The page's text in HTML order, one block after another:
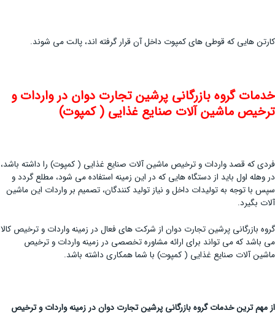
کارتن هایی که قوطی های کمپوت داخل آن قرار گرفته اند، پالت می شوند.
خدمات گروه بازرگانی پرشین تجارت دوان درواردات و
ترخیص ماشین آلات صنایع غذایی ( کمپوت)
فردی که قصد واردات و ترخیص ماشین آلات صنایع غذایی ( کمپوت) را داشته باشد،
در وهله اول باید از دستگاه هایی که در این زمینه استفاده می شود، مطلع گردد و
سپس با توجه به تولیدات داخل و نیاز تولید کنندگان، تصمیم بر واردات این ماشین
آلات بگیرد.
گروه بازرگانی پرشین تجارت دوان از شرکت های فعال در زمینه واردات و ترخیص کالا
می باشد که می تواند برای ارائه مشاوره تخصصی در زمینه واردات و ترخیص
ماشین آلات صنایع غذایی ( کمپوت) با شما همکاری داشته باشد.
از مهم ترین خدمات گروه بازرگانی پرشین تجارت دوان در زمینه واردات و ترخیص